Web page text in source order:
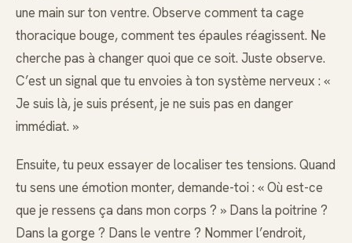
une main sur ton ventre. Observe comment ta cage
thoracique bouge, comment tes épaules réagissent. Ne
cherche pas à changer quoi que ce soit. Juste observe.
C’est un signal que tu envoies à ton système nerveux : «
Je suis là, je suis présent, je ne suis pas en danger
immédiat. »
Ensuite, tu peux essayer de localiser tes tensions. Quand
tu sens une émotion monter, demande-toi : « Où est-ce
que je ressens ça dans mon corps ? » Dans la poitrine ?
Dans la gorge ? Dans le ventre ? Nommer l’endroit,